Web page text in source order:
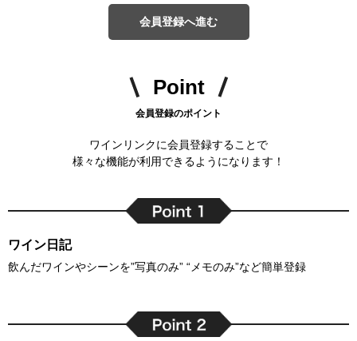
会員登録へ進む
Point
会員登録のポイント
ワインリンクに会員登録することで
様々な機能が利用できるようになります！
ワイン日記
飲んだワインやシーンを”写真のみ” “メモのみ”など簡単登録